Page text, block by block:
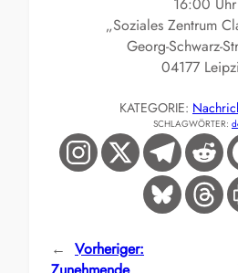
16:00 Uhr
„Soziales Zentrum
Georg-Schwarz-
04177
KATEGORIE:
SCHLAGWÖRTER:
← Vorheriger: